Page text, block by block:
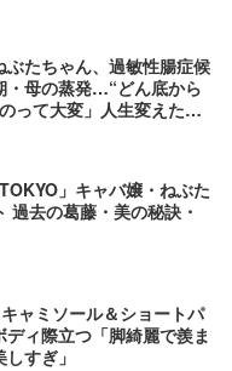
たちゃん、過敏性腸症候
・母の蒸発…“どん底から
って大変」人生変えた言
」キャバ嬢・ねぶた
過去の葛藤・美の秘訣・
ャミソール＆ショートパ
ィ際立つ「脚綺麗で羨ま
すぎ」